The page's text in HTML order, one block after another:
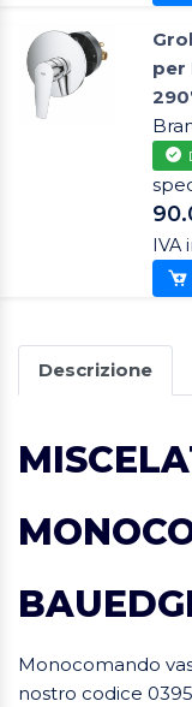
per
IVA
Descrizione
Monocomando
nostro codice